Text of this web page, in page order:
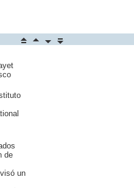
de
un